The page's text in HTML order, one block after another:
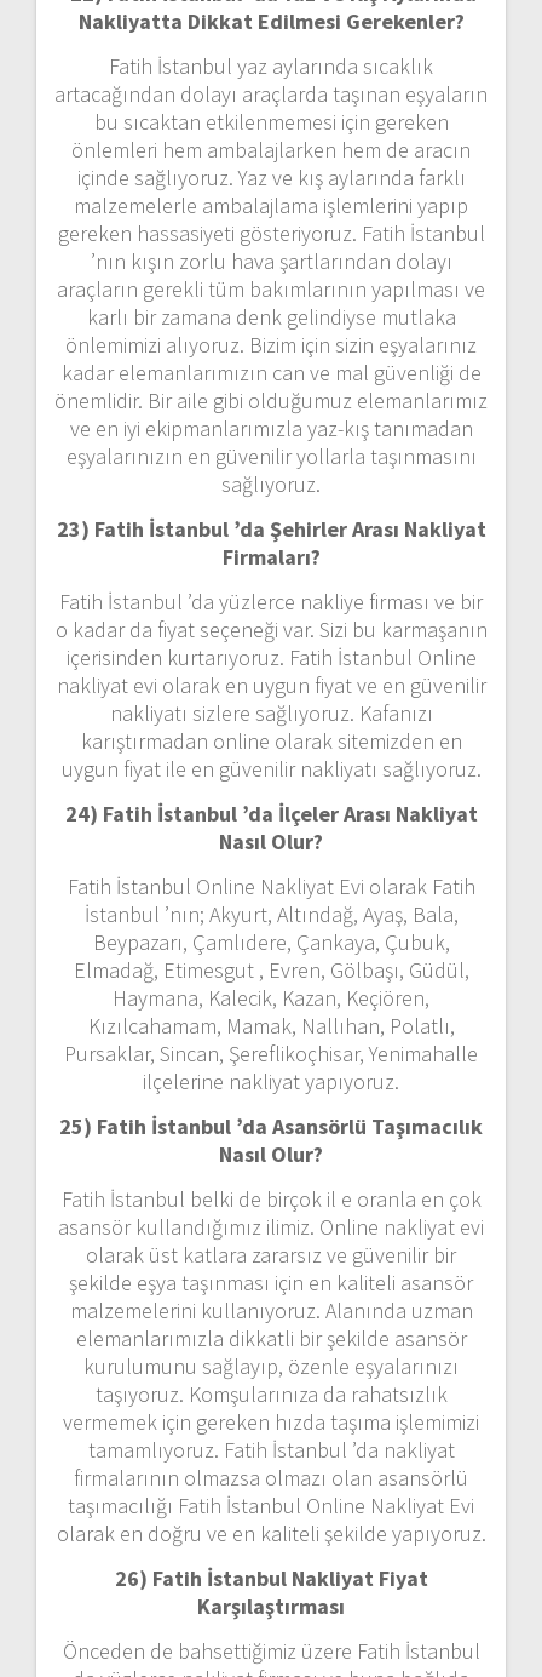
Nakliyatta Dikkat Edilmesi Gerekenler?
Fatih İstanbul yaz aylarında sıcaklık
artacağından dolayı araçlarda taşınan eşyaların
bu sıcaktan etkilenmemesi için gereken
önlemleri hem ambalajlarken hem de aracın
içinde sağlıyoruz. Yaz ve kış aylarında farklı
malzemelerle ambalajlama işlemlerini yapıp
gereken hassasiyeti gösteriyoruz. Fatih İstanbul
’nın kışın zorlu hava şartlarından dolayı
araçların gerekli tüm bakımlarının yapılması ve
karlı bir zamana denk gelindiyse mutlaka
önlemimizi alıyoruz. Bizim için sizin eşyalarınız
kadar elemanlarımızın can ve mal güvenliği de
önemlidir. Bir aile gibi olduğumuz elemanlarımız
ve en iyi ekipmanlarımızla yaz-kış tanımadan
eşyalarınızın en güvenilir yollarla taşınmasını
sağlıyoruz.
23) Fatih İstanbul ’da Şehirler Arası Nakliyat
Firmaları?
Fatih İstanbul ’da yüzlerce nakliye firması ve bir
o kadar da fiyat seçeneği var. Sizi bu karmaşanın
içerisinden kurtarıyoruz. Fatih İstanbul Online
nakliyat evi olarak en uygun fiyat ve en güvenilir
nakliyatı sizlere sağlıyoruz. Kafanızı
karıştırmadan online olarak sitemizden en
uygun fiyat ile en güvenilir nakliyatı sağlıyoruz.
24) Fatih İstanbul ’da İlçeler Arası Nakliyat
Nasıl Olur?
Fatih İstanbul Online Nakliyat Evi olarak Fatih
İstanbul ’nın; Akyurt, Altındağ, Ayaş, Bala,
Beypazarı, Çamlıdere, Çankaya, Çubuk,
Elmadağ, Etimesgut , Evren, Gölbaşı, Güdül,
Haymana, Kalecik, Kazan, Keçiören,
Kızılcahamam, Mamak, Nallıhan, Polatlı,
Pursaklar, Sincan, Şereflikoçhisar, Yenimahalle
ilçelerine nakliyat yapıyoruz.
25) Fatih İstanbul ’da Asansörlü Taşımacılık
Nasıl Olur?
Fatih İstanbul belki de birçok il e oranla en çok
asansör kullandığımız ilimiz. Online nakliyat evi
olarak üst katlara zararsız ve güvenilir bir
şekilde eşya taşınması için en kaliteli asansör
malzemelerini kullanıyoruz. Alanında uzman
elemanlarımızla dikkatli bir şekilde asansör
kurulumunu sağlayıp, özenle eşyalarınızı
taşıyoruz. Komşularınıza da rahatsızlık
vermemek için gereken hızda taşıma işlemimizi
tamamlıyoruz. Fatih İstanbul ’da nakliyat
firmalarının olmazsa olmazı olan asansörlü
taşımacılığı Fatih İstanbul Online Nakliyat Evi
olarak en doğru ve en kaliteli şekilde yapıyoruz.
26) Fatih İstanbul Nakliyat Fiyat
Karşılaştırması
Önceden de bahsettiğimiz üzere Fatih İstanbul